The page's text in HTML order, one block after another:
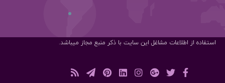
استفاده از اطلاعات مشاغل این سایت با ذکر منبع مجاز میباشد.